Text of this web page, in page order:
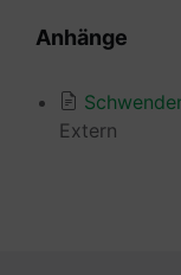
Anhänge
Extern